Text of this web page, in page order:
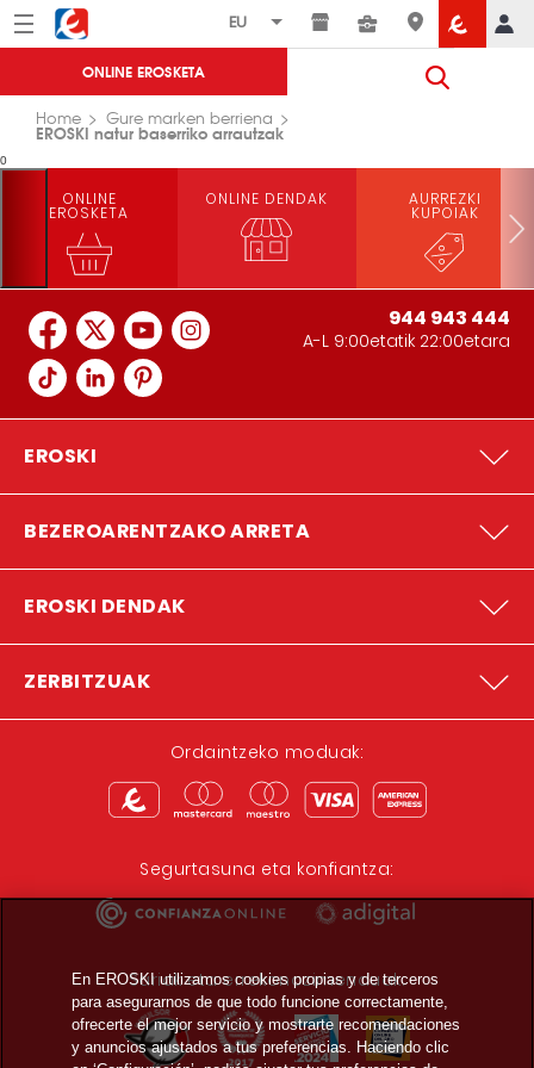
Menú Eroski
ONLINE EROSKETA
Home Gure marken berriena
EROSKI natur baserriko arrautzak
0
ONLINE
EROSKETA
ONLINE DENDAK AURREZKI
KUPOIAK
944 943 444
A-L 9:00etatik 22:00etara
EROSKI
BEZEROARENTZAKO ARRETA
EROSKI DENDAK
ZERBITZUAK
Ordaintzeko moduak:
Segurtasuna eta konfiantza:
Sariak eta errekonozimenduak:
En EROSKI utilizamos cookies propias y de terceros
para asegurarnos de que todo funcione correctamente,
ofrecerte el mejor servicio y mostrarte recomendaciones
y anuncios ajustados a tus preferencias. Haciendo clic